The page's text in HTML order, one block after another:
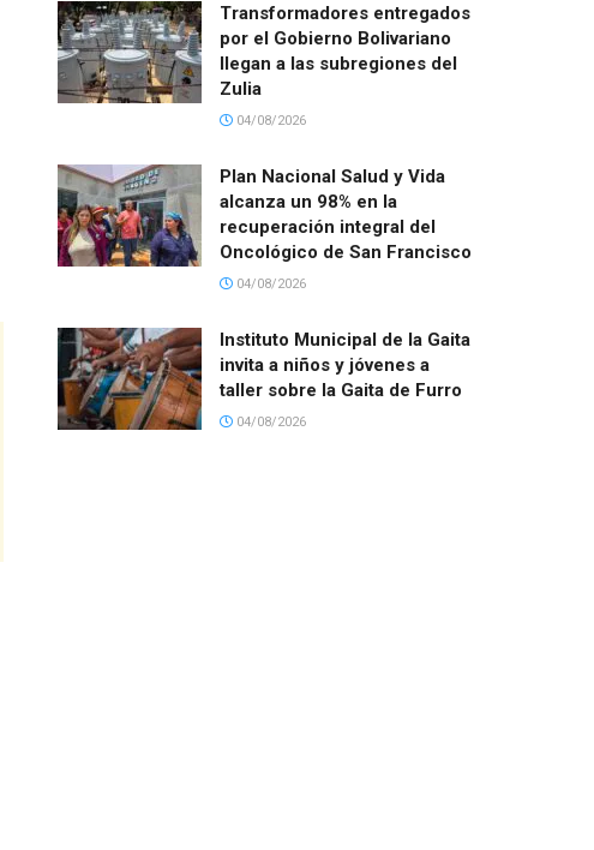
Transformadores entregados
por el Gobierno Bolivariano
llegan a las subregiones del
Zulia
04/08/2026
Plan Nacional Salud y Vida
alcanza un 98% en la
recuperación integral del
Oncológico de San Francisco
04/08/2026
Instituto Municipal de la Gaita
invita a niños y jóvenes a
taller sobre la Gaita de Furro
04/08/2026